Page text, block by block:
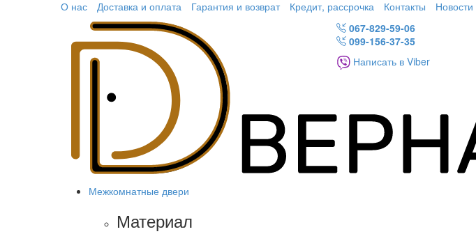
О нас Доставка и оплата Гарантия и возврат Кредит, рассрочка Контакты Новости
067-829-59-06
099-156-37-35
Написать в Viber
Межкомнатные двери
Материал